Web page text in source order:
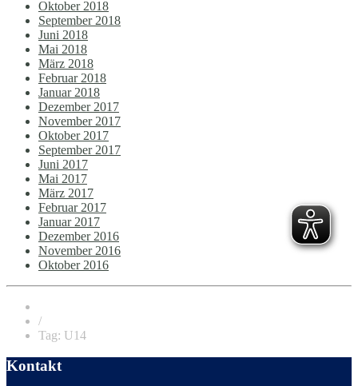
Oktober 2018
September 2018
Juni 2018
Mai 2018
März 2018
Februar 2018
Januar 2018
Dezember 2017
November 2017
Oktober 2017
September 2017
Juni 2017
Mai 2017
März 2017
Februar 2017
Januar 2017
Dezember 2016
November 2016
Oktober 2016
/
Tag: U14
Kontakt